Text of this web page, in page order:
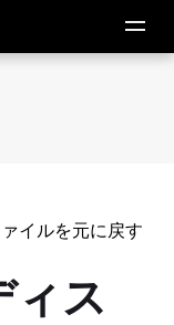
イルを元に戻す
ィス